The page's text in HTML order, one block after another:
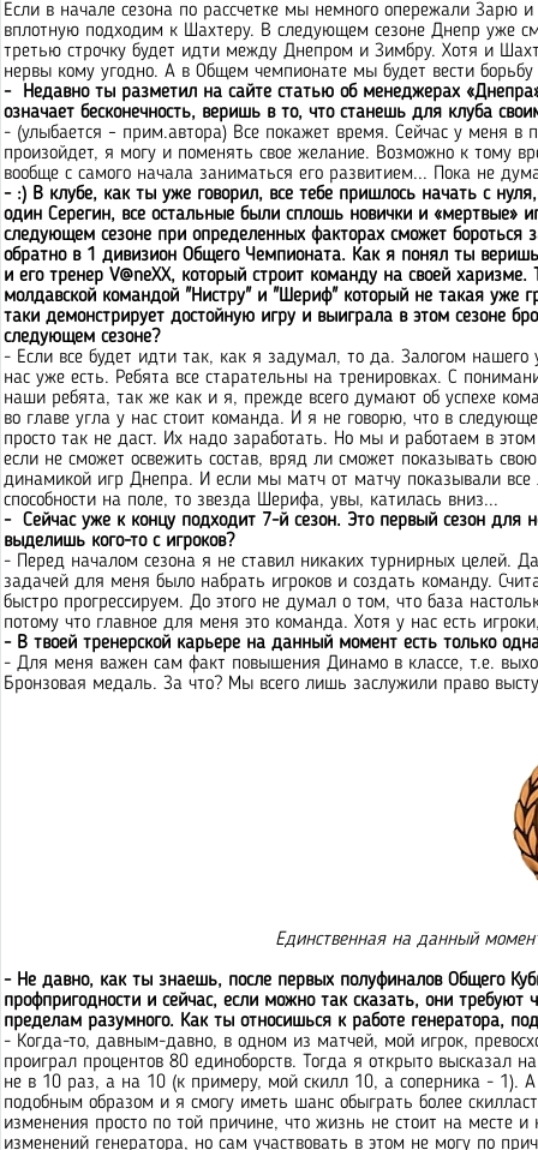
Если в начале сезона по рассчетке мы немного опережали Зарю
вплотную подходим к Шахтеру. В следующем сезоне Днепр уже
третью строчку будет идти между Днепром и Зимбру. Хотя и
нервы кому угодно. А в Общем чемпионате мы будет вести борьбу
- Недавно ты разметил на сайте статью об менеджерах
означает бесконечность, веришь в то, что станешь для клуба
- (улыбается – прим.автора) Все покажет время. Сейчас у меня в
произойдет, я могу и поменять свое желание. Возможно к тому
вообще с самого начала заниматься его развитием... Пока не
- :) В клубе, как ты уже говорил, все тебе пришлось начать с
один Серегин, все остальные были сплошь новички и «мертвые»
следующем сезоне при определенных факторах сможет
обратно в 1 дивизион Общего Чемпионата. Как я понял ты
и его тренер V@neXX, который строит команду на своей
молдавской командой "Нистру" и "Шериф" который не такая уже
таки демонстрирует достойную игру и выиграла в этом сезоне
следующем сезоне?
- Если все будет идти так, как я задумал, то да. Залогом
нас уже есть. Ребята все старательны на тренировках. С
наши ребята, так же как и я, прежде всего думают об успехе
во главе угла у нас стоит команда. И я не говорю, что в
просто так не даст. Их надо заработать. Но мы и работаем в
если не сможет освежить состав, вряд ли сможет показывать
динамикой игр Днепра. И если мы матч от матчу показывали
способности на поле, то звезда Шерифа, увы, катилась вниз...
- Сейчас уже к концу подходит 7-й сезон. Это первый сезон для
выделишь кого-то с игроков?
- Перед началом сезона я не ставил никаких турнирных целей.
задачей для меня было набрать игроков и создать команду.
быстро прогрессируем. До этого не думал о том, что база
потому что главное для меня это команда. Хотя у нас есть
- В твоей тренерской карьере на данный момент есть только
- Для меня важен сам факт повышения Динамо в классе, т.е.
Бронзовая медаль. За что? Мы всего лишь заслужили право
Единственная на данный
- Не давно, как ты знаешь, после первых полуфиналов Общего
профпригодности и сейчас, если можно так сказать, они
пределам разумного. Как ты относишься к работе генератора,
- Когда-то, давным-давно, в одном из матчей, мой игрок,
проиграл процентов 80 единоборств. Тогда я открыто высказал
не в 10 раз, а на 10 (к примеру, мой скилл 10, а соперника - 1).
подобным образом и я смогу иметь шанс обыграть более
изменения просто по той причине, что жизнь не стоит на месте
изменений генератора, но сам участвовать в этом не могу по